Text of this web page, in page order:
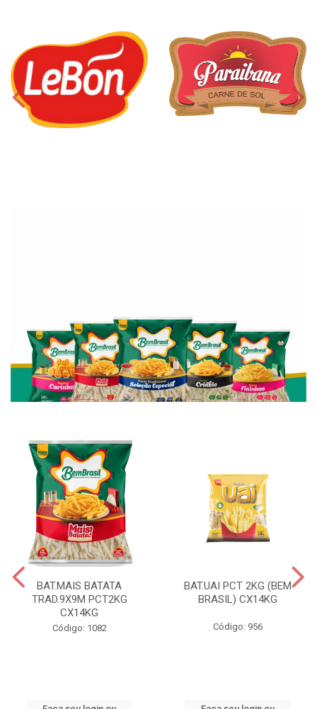
BAT.MAIS BATATA
TRAD.9X9M PCT2KG
CX14KG
Código: 1082
BAT.UAI PCT 2KG (BEM
BRASIL) CX14KG
Código: 956